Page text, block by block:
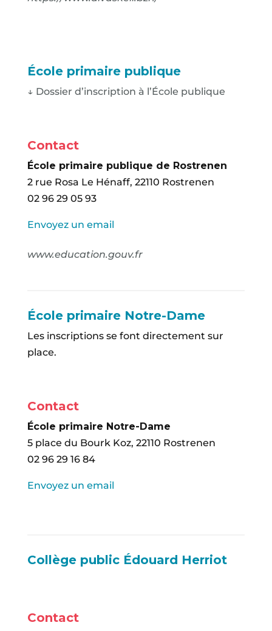
École primaire publique
↓ Dossier d’inscription à l’École publique
Contact
École primaire publique de Rostrenen
2 rue Rosa Le Hénaff, 22110 Rostrenen
02 96 29 05 93
Envoyez un email
www.education.gouv.fr
École primaire Notre-Dame
Les inscriptions se font directement sur
place.
Contact
École primaire Notre-Dame
5 place du Bourk Koz, 22110 Rostrenen
02 96 29 16 84
Envoyez un email
Collège public Édouard Herriot
Contact